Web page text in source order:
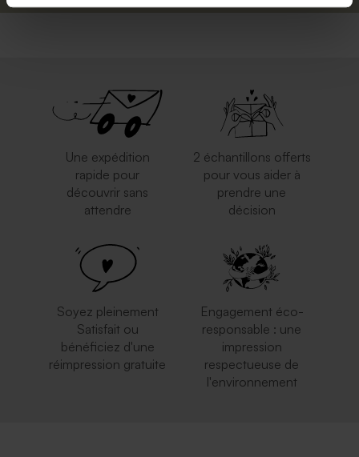
Une expédition
rapide pour
découvrir sans
attendre
2 échantillons offerts
pour vous aider à
prendre une
décision
Soyez pleinement
Satisfait ou
bénéficiez d'une
réimpression gratuite
Engagement éco-
responsable : une
impression
respectueuse de
l'environnement